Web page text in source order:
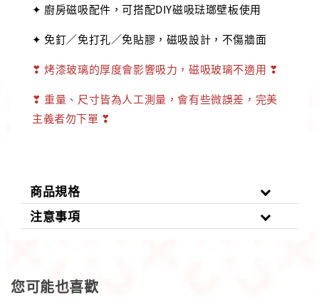
✦ 廚房磁吸配件，可搭配DIY磁吸琺瑯壁板使用
✦ 免釘／免打孔／免貼膠，磁吸設計，不傷牆面
❣烤漆玻璃的厚度會影響吸力，磁吸玻璃不適用 ❣
❣ 重量、尺寸皆為人工測量，會有些微誤差，完美
主義者勿下單 ❣
商品規格
注意事項
您可能也喜歡